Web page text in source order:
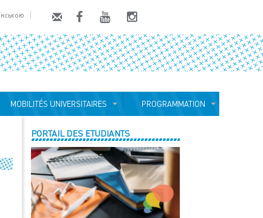
MOBILITÉS UNIVERSITAIRES PROGRAMMATION
PORTAIL DES ETUDIANTS